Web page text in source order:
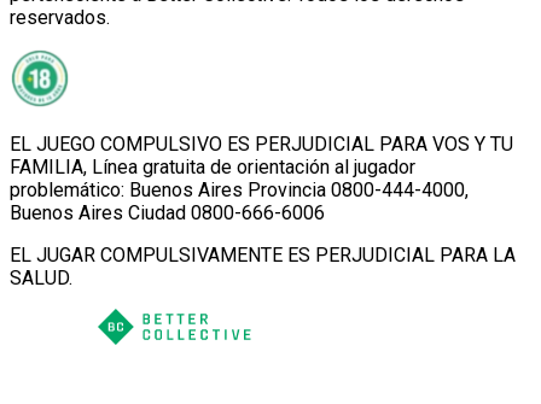
reservados.
EL JUEGO COMPULSIVO ES PERJUDICIAL PARA VOS Y TU
FAMILIA, Línea gratuita de orientación al jugador
problemático: Buenos Aires Provincia 0800-444-4000,
Buenos Aires Ciudad 0800-666-6006
EL JUGAR COMPULSIVAMENTE ES PERJUDICIAL PARA LA
SALUD.